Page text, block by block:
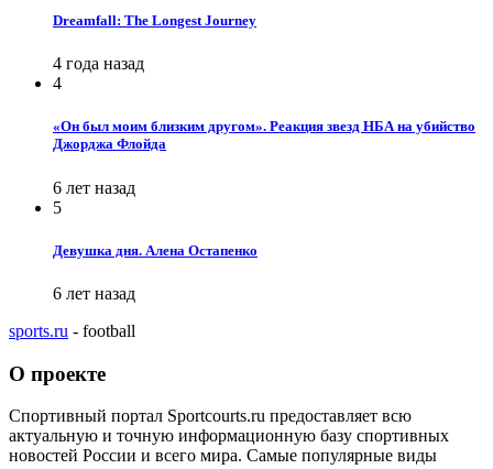
Dreamfall: The Longest Journey
4 года назад
4
«Он был моим близким другом». Реакция звезд НБА на убийство
Джорджа Флойда
6 лет назад
5
Девушка дня. Алена Остапенко
6 лет назад
sports.ru - football
О проекте
Спортивный портал Sportcourts.ru предоставляет всю
актуальную и точную информационную базу спортивных
новостей России и всего мира. Самые популярные виды